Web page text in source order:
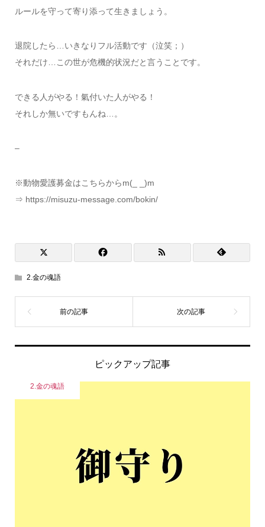
ルールを守って寄り添って生きましょう。
退院したら…いきなりフル活動です（泣笑；）
それだけ…この世が危機的状況だと言うことです。
できる人がやる！氣付いた人がやる！
それしか無いですもんね…。
–
※動物愛護募金はこちらからm(_ _)m
⇒ https://misuzu-message.com/bokin/
2.金の魂語
ピックアップ記事
2.金の魂語